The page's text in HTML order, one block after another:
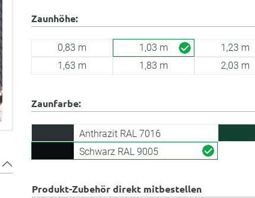
Zaunhöhe:
0,83 m 1,03 m 1,23 m
1,63 m
1,83 m 2,03 m
Zaunfarbe:
Anthrazit RAL 7016
Schwarz RAL 9005
Produkt-Zubehör direkt mitbestellen